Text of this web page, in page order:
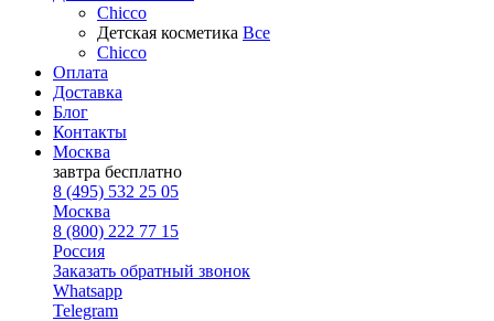
Chicco
Детская косметика Все
Chicco
Оплата
Доставка
Блог
Контакты
Москва
завтра бесплатно
8 (495) 532 25 05
Москва
8 (800) 222 77 15
Россия
Заказать обратный звонок
Whatsapp
Telegram